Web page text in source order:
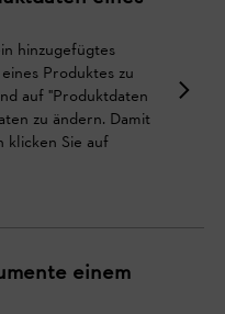
hinzugefügtes
Produktes zu
auf "Produktdaten
zu ändern. Damit
klicken Sie auf
einem